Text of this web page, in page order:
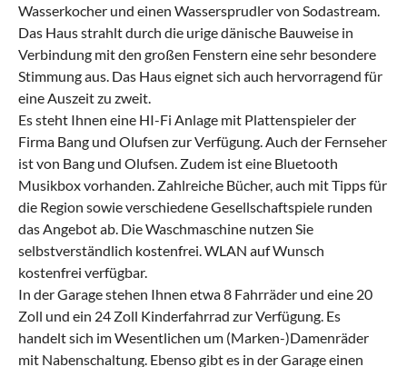
Wasserkocher und einen Wassersprudler von Sodastream.
Das Haus strahlt durch die urige dänische Bauweise in
Verbindung mit den großen Fenstern eine sehr besondere
Stimmung aus. Das Haus eignet sich auch hervorragend für
eine Auszeit zu zweit.
Es steht Ihnen eine HI-Fi Anlage mit Plattenspieler der
Firma Bang und Olufsen zur Verfügung. Auch der Fernseher
ist von Bang und Olufsen. Zudem ist eine Bluetooth
Musikbox vorhanden. Zahlreiche Bücher, auch mit Tipps für
die Region sowie verschiedene Gesellschaftspiele runden
das Angebot ab. Die Waschmaschine nutzen Sie
selbstverständlich kostenfrei. WLAN auf Wunsch
kostenfrei verfügbar.
In der Garage stehen Ihnen etwa 8 Fahrräder und eine 20
Zoll und ein 24 Zoll Kinderfahrrad zur Verfügung. Es
handelt sich im Wesentlichen um (Marken-)Damenräder
mit Nabenschaltung. Ebenso gibt es in der Garage einen